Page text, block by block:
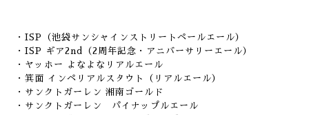
・ISP（池袋サンシャインストリートペールエール）
・ISP ギア2nd（2周年記念・アニバーサリーエール）
・ヤッホー よなよなリアルエール
・ 箕面 インペリアルスタウト（リアルエール）
・サンクトガーレン 湘南ゴールド
・サンクトガーレン パイナップルエール